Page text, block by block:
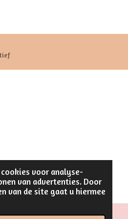
voor analyse-
van advertenties. Door
van de site gaat u hiermee